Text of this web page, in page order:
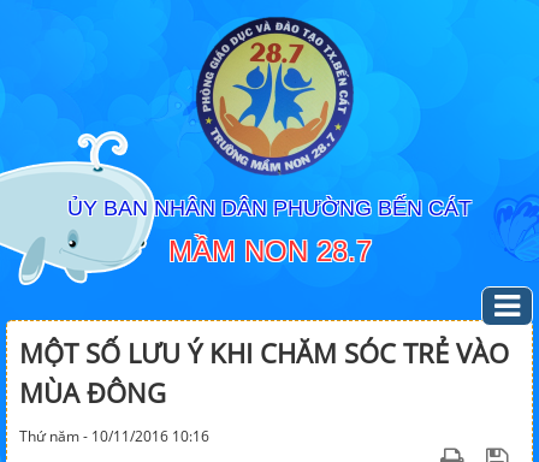
ỦY BAN NHÂN DÂN PHƯỜNG BẾN CÁT
MẦM NON 28.7
MỘT SỐ LƯU Ý KHI CHĂM SÓC TRẺ VÀO
MÙA ĐÔNG
Thứ năm - 10/11/2016 10:16